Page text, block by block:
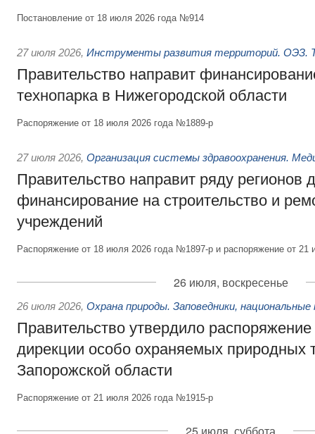
Постановление от 18 июля 2026 года №914
27 июля 2026, Инструменты развития территорий. ОЭЗ.
Правительство направит
технопарка в Нижегородской области
Распоряжение от 18 июля 2026 года №1889-р
27 июля 2026, Организация системы здравоохранения.
Правительство направит ряду регионов
финансирование на строительство и
учреждений
Распоряжение от 18 июля 2026 года №1897-р и распоряжение от
26 июля, воскресенье
26 июля 2026, Охрана природы. Заповедники, национальные
Правительство утвердило
дирекции особо охраняемых природных
Запорожской области
Распоряжение от 21 июля 2026 года №1915-р